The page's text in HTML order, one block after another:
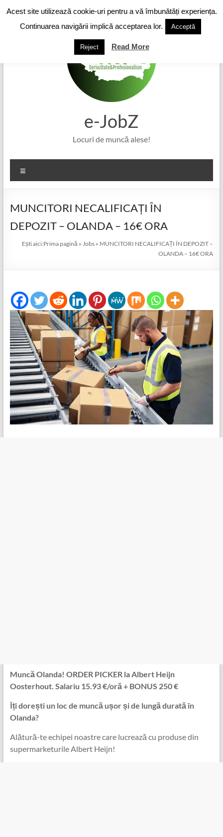
to
content
e-JobZ
Locuri de muncă alese!
MUNCITORI NECALIFICAȚI ÎN
DEPOZIT – OLANDA – 16€ ORA
Ești aici:Prima pagină »Jobs » MUNCITORI NECALIFICAȚI ÎN DEPOZIT –
OLANDA – 16€ ORA
Muncă Olanda! ORDER PICKER la Albert Heijn
Oosterhout. Salariu 15.93 €/oră + BONUS 250 €
Îți dorești un loc de muncă ușor și de lungă durată în
Olanda?
Alătură-te echipei noastre care lucrează cu produse ️︃︁︉︁︍︅︄​︂︆︄︅​︁︁︎︌​︈︂︇︍​︈︆︅️︊︄︈︌︊︎︂︎din ️︃︁︉︁︍︅︄​︂︆︄︅​︁︁︎︌​︈︂︇︍​
︈︆︅️︊︄︈︌︊︎︂︎supermarketurile Albert Heijn!
Acest site utilizează cookie-uri pentru a vă îmbunătăți experiența.
Continuarea navigării implică acceptarea lor.
Acceptă
Reject Read More